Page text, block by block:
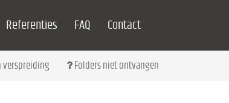
Referenties FAQ Contact
verspreiding Folders niet ontvangen